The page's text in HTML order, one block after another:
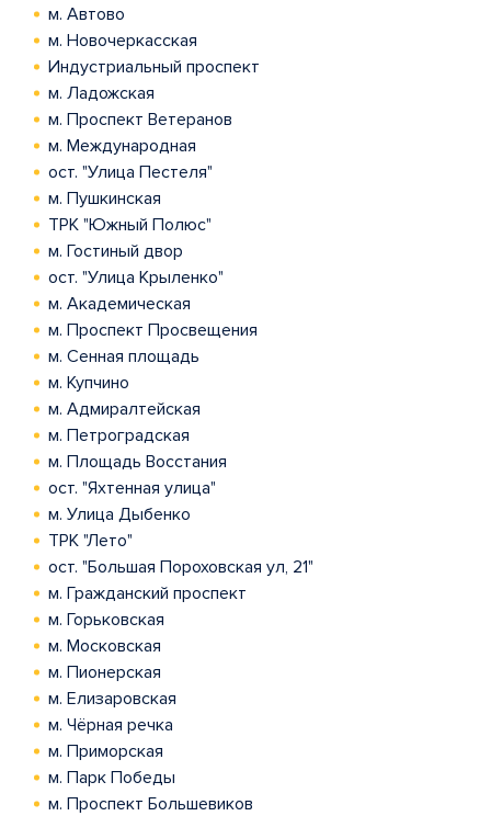
м. Автово
м. Новочеркасская
Индустриальный проспект
м. Ладожская
м. Проспект Ветеранов
м. Международная
ост. "Улица Пестеля"
м. Пушкинская
ТРК "Южный Полюс"
м. Гостиный двор
ост. "Улица Крыленко"
м. Академическая
м. Проспект Просвещения
м. Сенная площадь
м. Купчино
м. Адмиралтейская
м. Петроградская
м. Площадь Восстания
ост. "Яхтенная улица"
м. Улица Дыбенко
ТРК "Лето"
ост. "Большая Пороховская ул, 21"
м. Гражданский проспект
м. Горьковская
м. Московская
м. Пионерская
м. Елизаровская
м. Чёрная речка
м. Приморская
м. Парк Победы
м. Проспект Большевиков